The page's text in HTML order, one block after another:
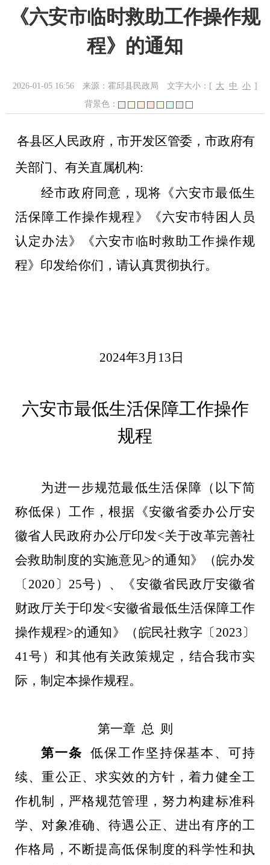
《六安市临时救助工作操作规
程》的通知
2026-01-05 16:56 来源：霍邱县民政局 文字大小：[ 大 中 小 ]
背景色：
各县区人民政府，市开发区管委，市政府有
关部门、有关直属机构:
经市政府同意，现将《六安市最低生
活保障工作操作规程》《六安市特困人员
认定办法》《六安市临时救助工作操作规
程》印发给你们，请认真贯彻执行。
2024年3月 13 日
六安市最低生活保障工作操作
规程
为进一步规范最低生活保障（以下简
称低保）工作，根据《安徽省委办公厅安
徽省人民政府办公厅印发<关于改革完善社
会救助制度的实施意见>的通知》（皖办发
〔 2020 〕 25号）、《安徽省民政厅安徽省
财政厅关于印发<安徽省最低生活保障工作
操作规程>的通知》（皖民社救字〔 2023〕
41号）和其他有关政策规定，结合我市实
际，制定本操作规程。
第一章 总 则
第一条
低保工作坚持保基本、可持
续、重公正、求实效的方针，着力健全工
作机制，严格规范管理，努力构建标准科
学、对象准确、待遇公正、进出有序的工
作格局，不断提高低保制度的科学性和执